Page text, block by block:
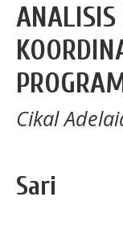
ANALISIS
Cikal
Sari